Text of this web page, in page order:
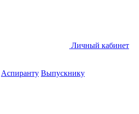
Личный кабинет
Аспиранту Выпускнику